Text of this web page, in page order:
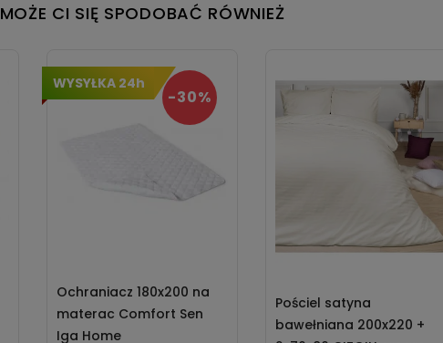
MOŻE CI SIĘ SPODOBAĆ RÓWNIEŻ
WYSYŁKA 24h
Ochraniacz 180x200 na
materac Comfort Sen
Iga Home
-30%
Pościel satyna
bawełniana 200x220 +